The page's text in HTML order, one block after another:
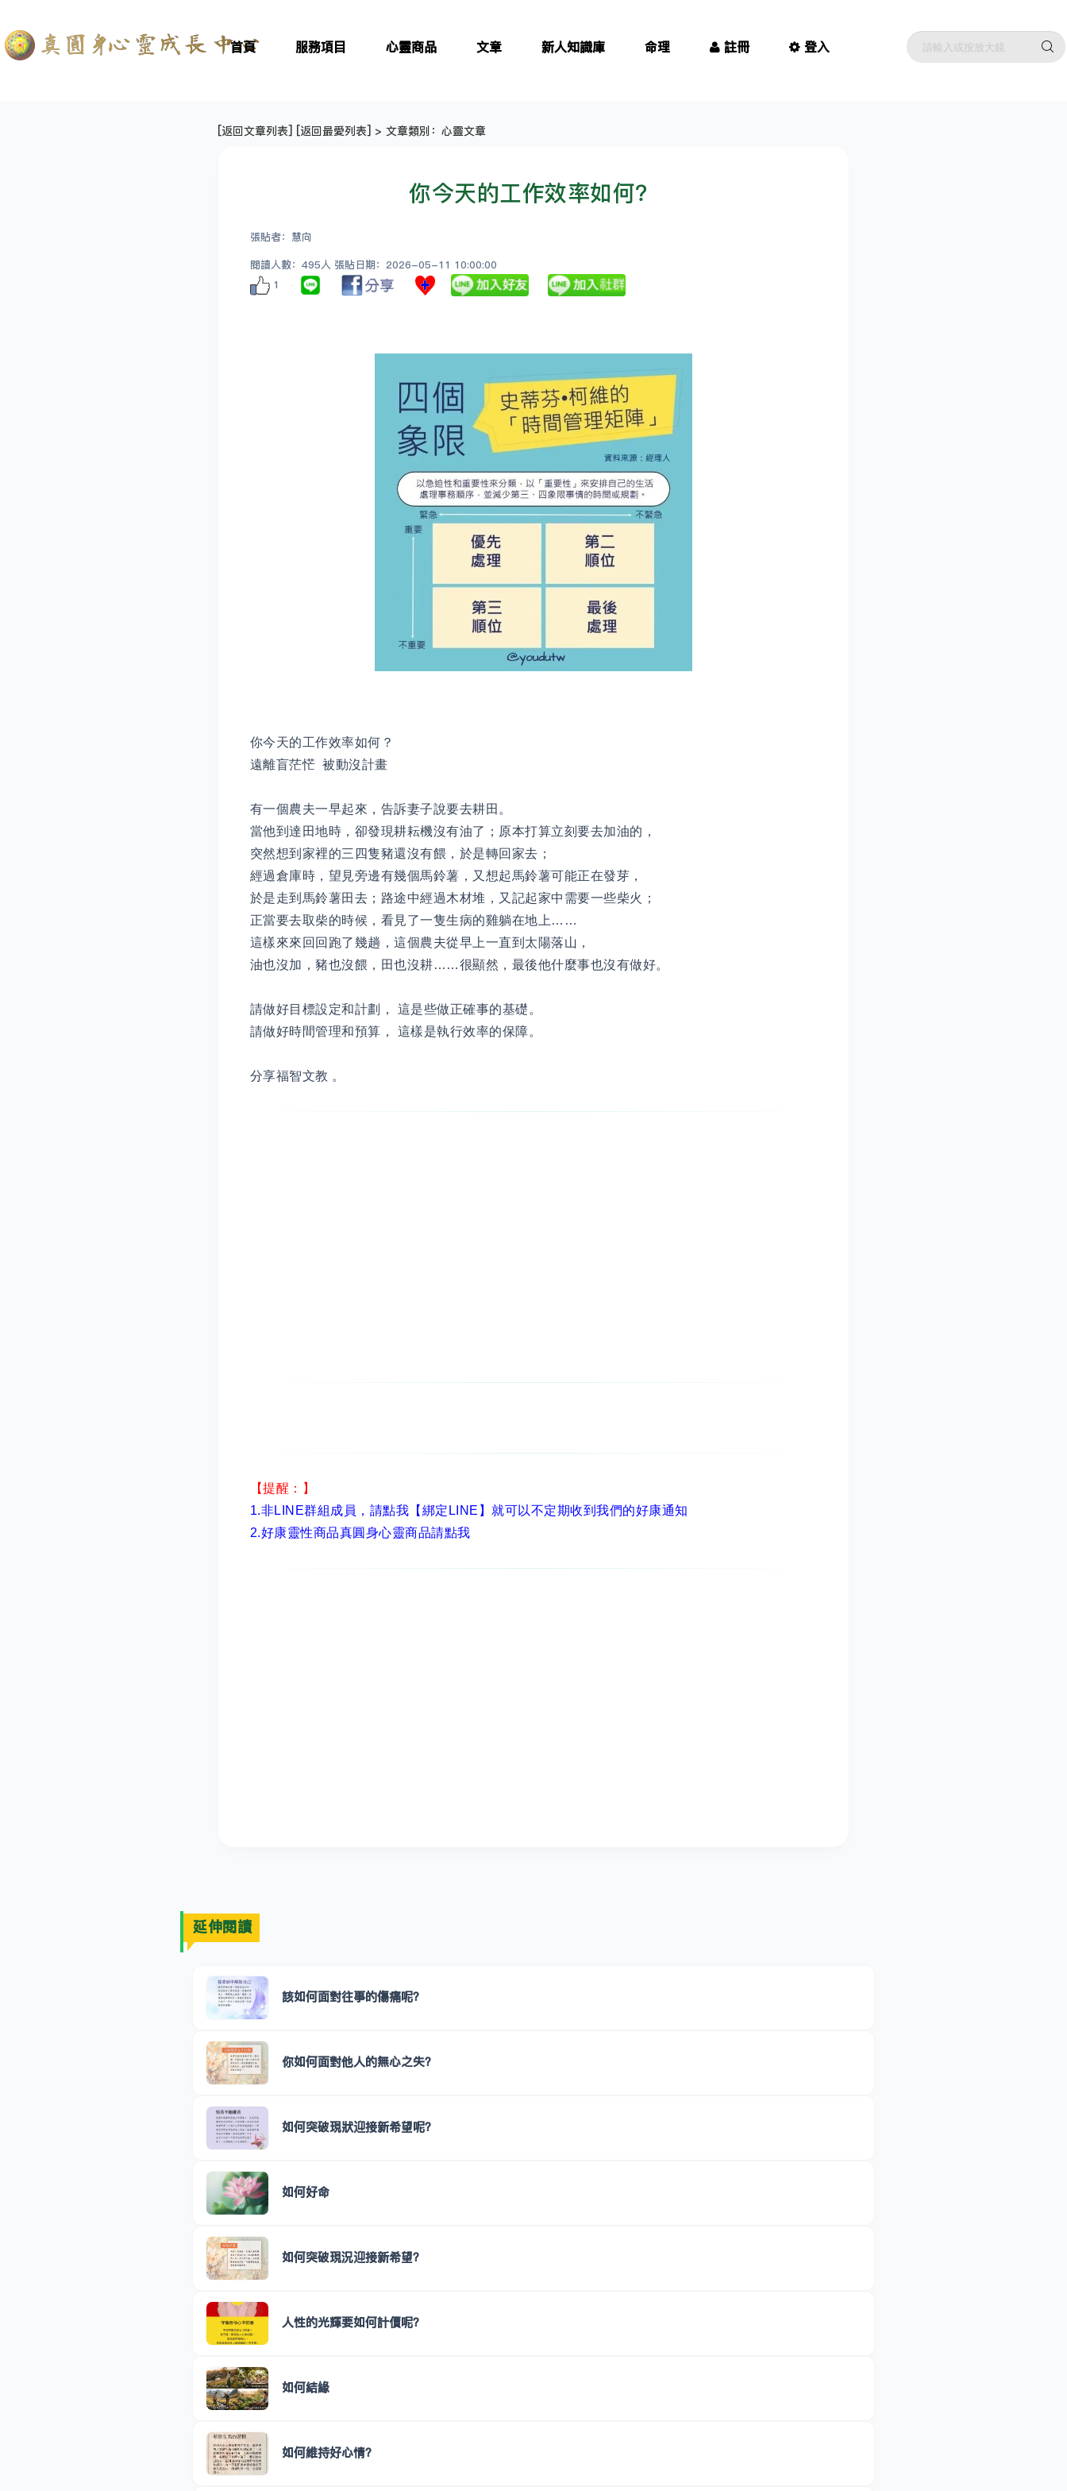
首頁 服務項目 心靈商品 文章 新人知識庫 命理 註冊 登入
[返回文章列表] [返回最愛列表] > 文章類別：心靈文章
你今天的工作效率如何？
張貼者：慧向
閱讀人數：495人 張貼日期：2026-05-11 10:00:00
1
你今天的工作效率如何？
遠離盲茫恾 被動沒計畫
有一個農夫一早起來，告訴妻子說要去耕田。
當他到達田地時，卻發現耕耘機沒有油了；原本打算立刻要去加油的，
突然想到家裡的三四隻豬還沒有餵，於是轉回家去；
經過倉庫時，望見旁邊有幾個馬鈴薯，又想起馬鈴薯可能正在發芽，
於是走到馬鈴薯田去；路途中經過木材堆，又記起家中需要一些柴火；
正當要去取柴的時候，看見了一隻生病的雞躺在地上……
這樣來來回回跑了幾趟，這個農夫從早上一直到太陽落山，
油也沒加，豬也沒餵，田也沒耕……很顯然，最後他什麼事也沒有做好。
請做好目標設定和計劃， 這是些做正確事的基礎。
請做好時間管理和預算， 這樣是執行效率的保障。
分享福智文教 。
【提醒：】
1.非LINE群組成員， 請點我【綁定LINE】 就可以不定期收到我們的好康通知
2.好康靈性商品真圓身心靈商品請點我
延伸閱讀
該如何面對往事的傷痛呢？
你如何面對他人的無心之失？
如何突破現狀迎接新希望呢？
如何好命
如何突破現況迎接新希望？
人性的光輝要如何計價呢？
如何結緣
如何維持好心情？